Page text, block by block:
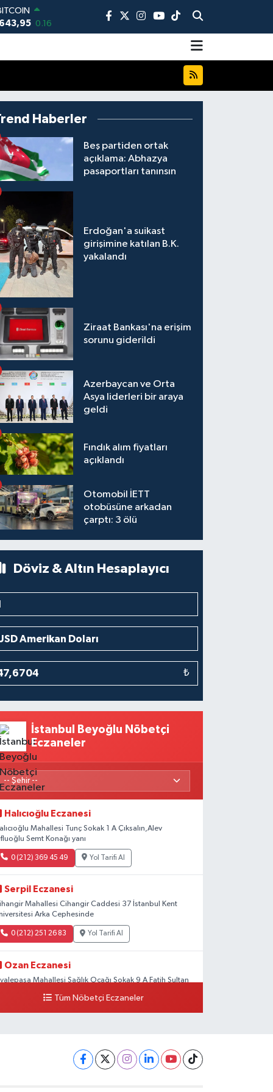
0.16
DOLAR
EURO
0
ALTIN
0.12
BİST100
70
Ababa Üniversitesi'ne Cezeri
Haberler
Beş partiden ortak
açıklama: Abhazya
pasaportları tanınsın
Erdoğan'a suikast
girişimine katılan B.K.
yakalandı
Ziraat Bankası'na erişim
sorunu giderildi
Azerbaycan ve Orta
Asya liderleri bir araya
geldi
Fındık alım fiyatları
açıklandı
Otomobil İETT
otobüsüne arkadan
çarptı: 3 ölü
Döviz & Altın Hesaplayıcı
₺
İstanbul Beyoğlu Nöbetçi
Eczaneler
Halıcıoğlu Eczanesi
Mahallesi Tunç Sokak 1 A Çıksalın,Alev
Semt Konağı yanı
0 (212) 369 45 49 Yol Tarifi Al
Serpil Eczanesi
Mahallesi Cihangir Caddesi 37 İstanbul Kent
Arka Cephesinde
0 (212) 251 26 83 Yol Tarifi Al
Ozan Eczanesi
Mahallesi Sağlık Ocağı Sokak 9 A Fatih Sultan
Tüm Nöbetçi Eczaneler